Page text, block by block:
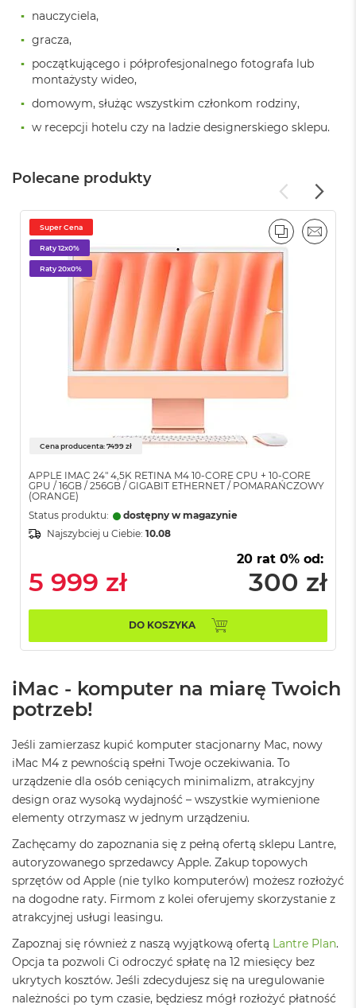
ę
ż
y
c
o
a
o
i
a
M
a
c
P
o
M
a
B
k
A
i
S
r
r
n
a
c
B
o
o
k
A
i
r
Z
ł
o
t
W
e
nauczyciela,
gracza,
początkującego i półprofesjonalnego fotografa lub
montażysty wideo,
domowym, służąc wszystkim członkom rodziny,
w recepcji hotelu czy na ladzie designerskiego sklepu.
Polecane produkty
Super Cena
Raty 12x0%
Raty 20x0%
Cena producenta: 7499 zł
APPLE IMAC 24" 4,5K RETINA M4 10-CORE CPU + 10-CORE
GPU / 16GB / 256GB / GIGABIT ETHERNET / POMARAŃCZOWY
(ORANGE)
Status produktu:
dostępny w magazynie
Najszybciej u Ciebie: 10.08
5 999 zł
20 rat 0% od:
300 zł
DO KOSZYKA
PORÓWNAJ
EMAIL
iMac - komputer na miarę Twoich
potrzeb!
Jeśli zamierzasz kupić komputer stacjonarny Mac, nowy
iMac M4 z pewnością spełni Twoje oczekiwania. To
urządzenie dla osób ceniących minimalizm, atrakcyjny
design oraz wysoką wydajność – wszystkie wymienione
elementy otrzymasz w jednym urządzeniu.
Zachęcamy do zapoznania się z pełną ofertą sklepu Lantre,
autoryzowanego sprzedawcy Apple. Zakup topowych
sprzętów od Apple (nie tylko komputerów) możesz rozłożyć
na dogodne raty. Firmom z kolei oferujemy skorzystanie z
atrakcyjnej usługi leasingu.
Zapoznaj się również z naszą wyjątkową ofertą Lantre Plan.
Opcja ta pozwoli Ci odroczyć spłatę na 12 miesięcy bez
ukrytych kosztów. Jeśli zdecydujesz się na uregulowanie
należności po tym czasie, będziesz mógł rozłożyć płatność